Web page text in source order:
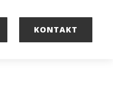
KONTAKT